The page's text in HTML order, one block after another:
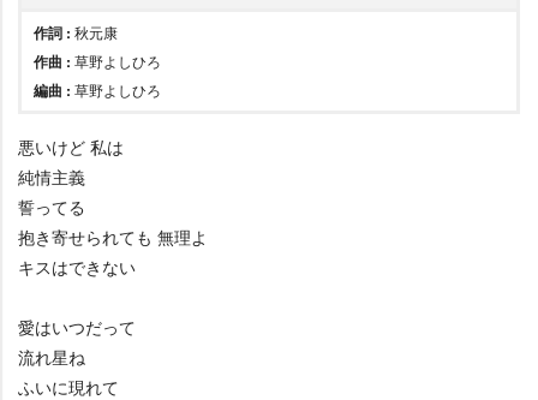
作詞 : 秋元康
作曲 : 草野よしひろ
編曲 : 草野よしひろ
悪いけど 私は
純情主義
誓ってる
抱き寄せられても 無理よ
キスはできない
愛はいつだって
流れ星ね
ふいに現れて